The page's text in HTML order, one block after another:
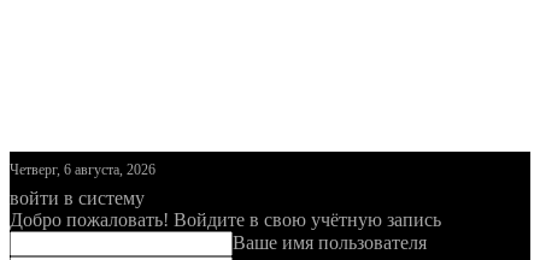
Четверг, 6 августа, 2026
войти в систему
Добро пожаловать! Войдите в свою учётную запись
Ваше имя пользователя